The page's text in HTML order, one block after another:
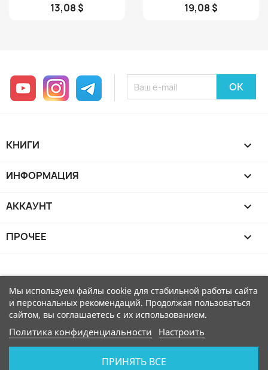
13,08 $ 19,08 $
YouTube InstagramTelegram
КНИГИ 
ИНФОРМАЦИЯ 
АККАУНТ 
ПРОЧЕЕ 
Мы используем файлы cookie для стабильной работы сайта
и персональных рекомендаций. Продолжая пользоваться
сайтом, вы соглашаетесь с их использованием.
Политика конфиденциальности Настроить
ПРИНЯТЬ ВСЕ